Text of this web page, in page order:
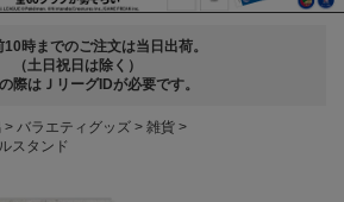
時までのご注文は当日出荷。
（土日祝日は除く）
際はＪリーグIDが必要です。
バラエティグッズ
雑貨
スタンド